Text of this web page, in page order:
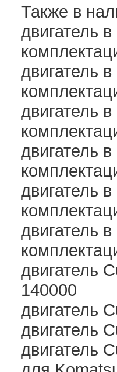
Также в
двигатель
двигатель
двигатель
двигатель
двигатель
двигатель
двигатель
140000
двигатель
двигатель
двигатель